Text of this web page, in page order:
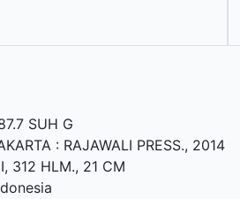
SUH G
: RAJAWALI PRESS., 2014
312 HLM., 21 CM